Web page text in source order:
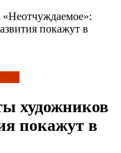
«Неотчуждаемое»:
покажут в
художников
покажут в